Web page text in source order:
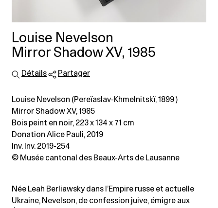
Louise Nevelson
Mirror Shadow XV, 1985
Détails Partager
Louise Nevelson (Pereïaslav-Khmelnitskï, 1899 )
Mirror Shadow XV, 1985
Bois peint en noir, 223 x 134 x 71 cm
Donation Alice Pauli, 2019
Inv. Inv. 2019-254
© Musée cantonal des Beaux-Arts de Lausanne
Née Leah Berliawsky dans l’Empire russe et actuelle
Ukraine, Nevelson, de confession juive, émigre aux